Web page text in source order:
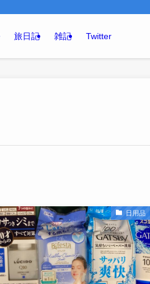
旅日記 雑記 Twitter
日用品